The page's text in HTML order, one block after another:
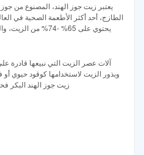
يعتبر زيت جوز الهند، المصنوع من
الطازج، أحد أكثر الأطعمة الصحية في
يحتوي على 65% -
آلات عصر الزيت التي نبيعها قادرة
وبذور الزيت لاستخدامها كوقود حيوي
زيت جوز الهند البكر